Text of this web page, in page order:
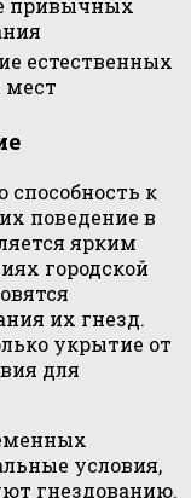
привычных
естественных
мест
к
поведение в
ярким
городской
их гнезд.
укрытие от
для
условия,
гнездованию.